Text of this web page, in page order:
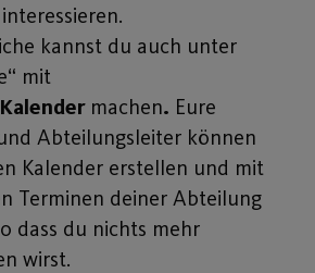
kannst du auch unter
mit
Kalender machen. Eure
Abteilungsleiter können
Kalender erstellen und mit
Terminen deiner Abteilung
dass du nichts mehr
wirst.